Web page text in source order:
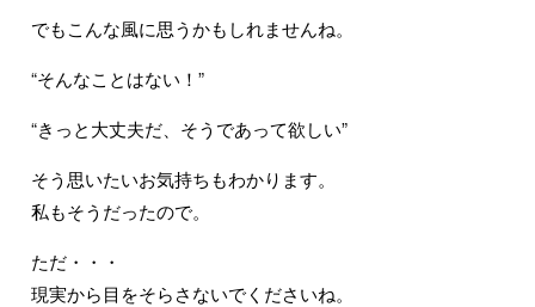
でもこんな風に思うかもしれませんね。
“そんなことはない！”
“きっと大丈夫だ、そうであって欲しい”
そう思いたいお気持ちもわかります。
私もそうだったので。
ただ・・・
現実から目をそらさないでくださいね。